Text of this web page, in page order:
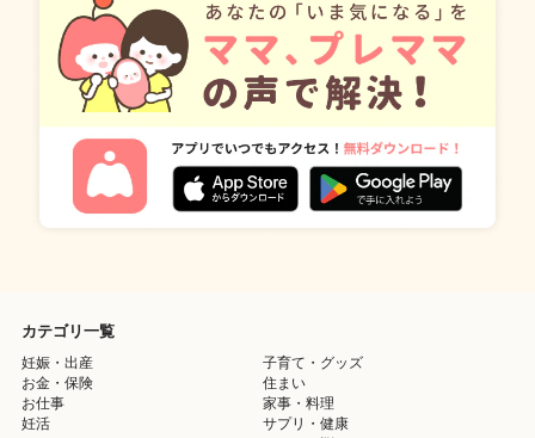
カテゴリ一覧
妊娠・出産
子育て・グッズ
お金・保険
住まい
お仕事
家事・料理
妊活
サプリ・健康